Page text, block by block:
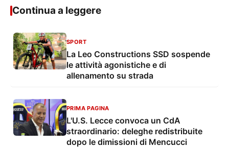
Continua a leggere
SPORT
La Leo Constructions SSD sospende
le attività agonistiche e di
allenamento su strada
PRIMA PAGINA
L'U.S. Lecce convoca un CdA
straordinario: deleghe redistribuite
dopo le dimissioni di Mencucci